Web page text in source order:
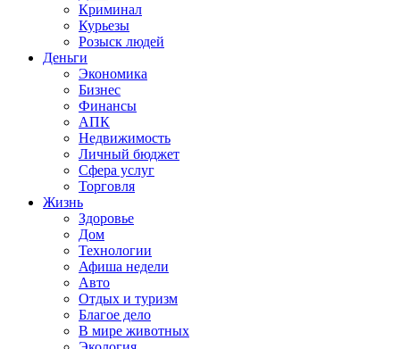
Криминал
Курьезы
Розыск людей
Деньги
Экономика
Бизнес
Финансы
АПК
Недвижимость
Личный бюджет
Сфера услуг
Торговля
Жизнь
Здоровье
Дом
Технологии
Афиша недели
Авто
Отдых и туризм
Благое дело
В мире животных